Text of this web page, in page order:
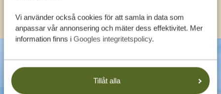
Vi använder också cookies för att samla in data som
anpassar vår annonsering och mäter dess effektivitet. Mer
information finns i Googles integritetspolicy.
Tillåt alla